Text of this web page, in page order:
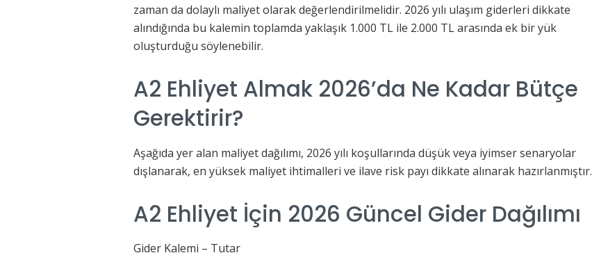
zaman da dolaylı maliyet olarak değerlendirilmelidir. 2026 yılı ulaşım giderleri dikkate
alındığında bu kalemin toplamda yaklaşık 1.000 TL ile 2.000 TL arasında ek bir yük
oluşturduğu söylenebilir.
A2 Ehliyet Almak 2026’da Ne Kadar Bütçe
Gerektirir?
Aşağıda yer alan maliyet dağılımı, 2026 yılı koşullarında düşük veya iyimser senaryolar
dışlanarak, en yüksek maliyet ihtimalleri ve ilave risk payı dikkate alınarak hazırlanmıştır.
A2 Ehliyet İçin 2026 Güncel Gider Dağılımı
Gider Kalemi – Tutar